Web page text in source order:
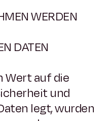
WERDEN
DATEN
Wert auf die
und
legt, wurden